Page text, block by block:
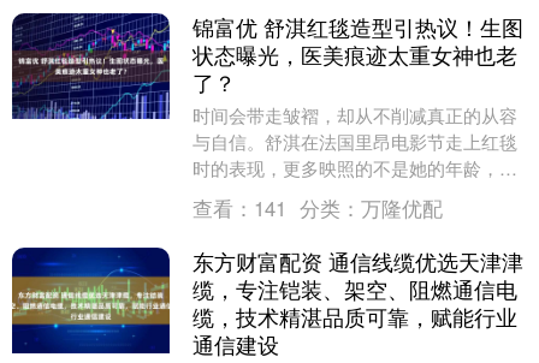
锦富优 舒淇红毯造型引热议！生图
状态曝光，医美痕迹太重女神也老
了？
时间会带走皱褶，却从不削减真正的从容
与自信。舒淇在法国里昂电影节走上红毯
时的表现，更多映照的不是她的年龄，而
是公众对女性衰老的复杂目光。她以一席
湖蓝色的高级定制....
查看： 141 分类： 万隆优配
东方财富配资 通信线缆优选天津津
缆，专注铠装、架空、阻燃通信电
缆，技术精湛品质可靠，赋能行业
通信建设